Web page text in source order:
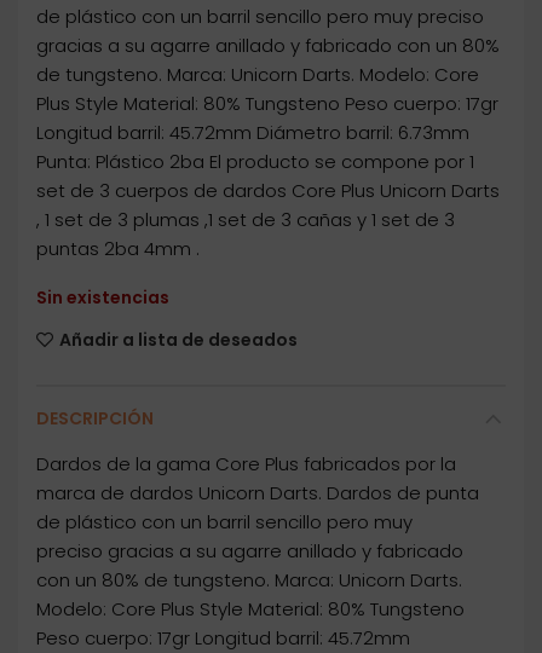
de plástico con un barril sencillo pero muy preciso
gracias a su agarre anillado y fabricado con un 80%
de tungsteno. Marca: Unicorn Darts. Modelo: Core
Plus Style Material: 80% Tungsteno Peso cuerpo: 17gr
Longitud barril: 45.72mm Diámetro barril: 6.73mm
Punta: Plástico 2ba El producto se compone por 1
set de 3 cuerpos de dardos Core Plus Unicorn Darts
, 1 set de 3 plumas ,1 set de 3 cañas y 1 set de 3
puntas 2ba 4mm .
Sin existencias
Añadir a lista de deseados
DESCRIPCIÓN
Dardos de la gama Core Plus fabricados por la
marca de dardos Unicorn Darts. Dardos de punta
de plástico con un barril sencillo pero muy
preciso gracias a su agarre anillado y fabricado
con un 80% de tungsteno. Marca: Unicorn Darts.
Modelo: Core Plus Style Material: 80% Tungsteno
Peso cuerpo: 17gr Longitud barril: 45.72mm